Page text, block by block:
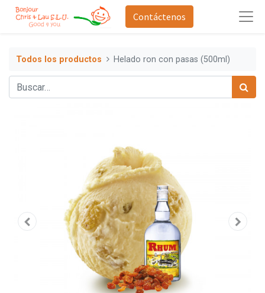
Contáctenos
Todos los productos Helado ron con pasas (500ml)